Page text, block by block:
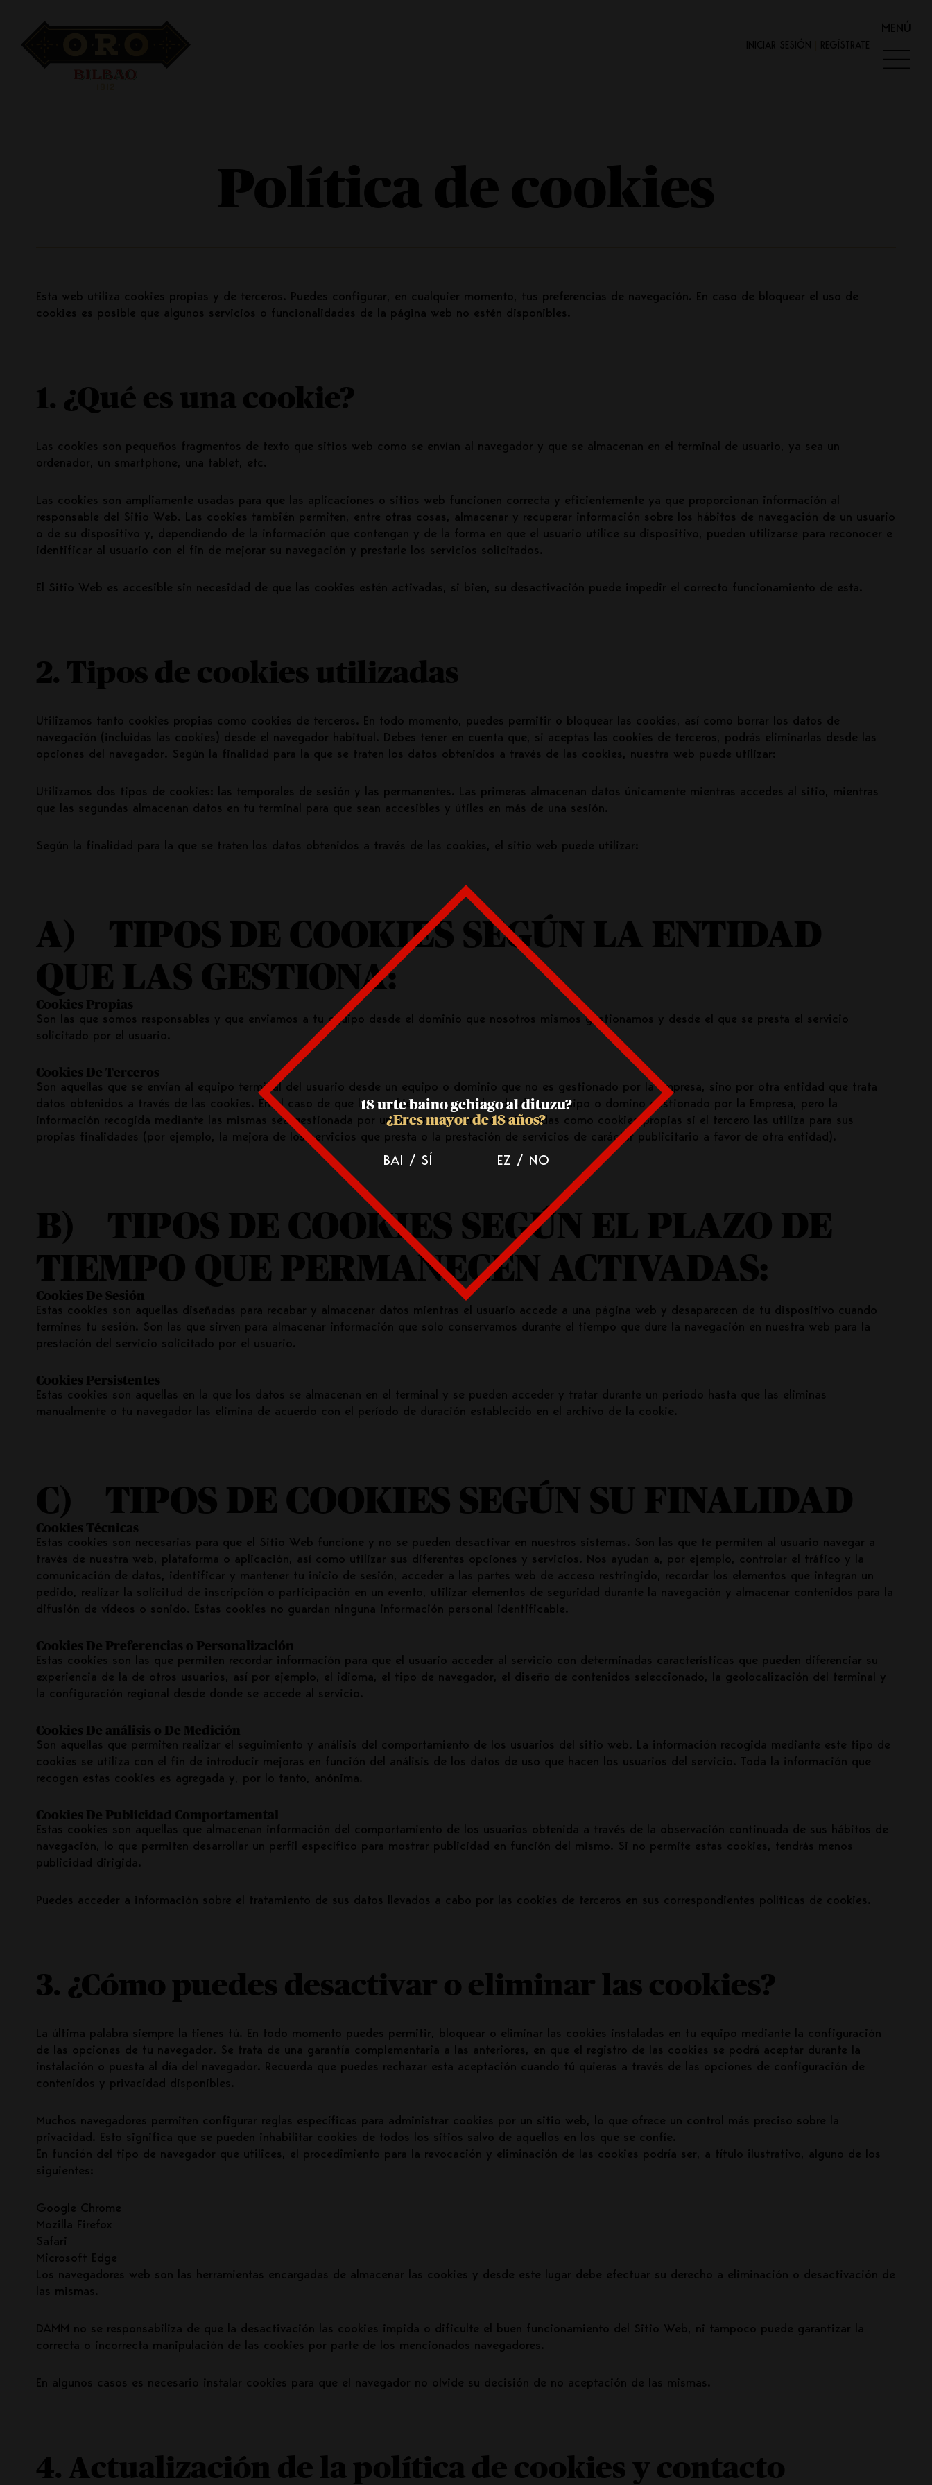
INICIAR SESIÓN REGÍSTRATE
MENÚ
Política de cookies
Esta web utiliza cookies propias y de terceros. Puedes configurar, en cualquier momento, tus preferencias de navegación. En caso de bloquear el uso de
cookies es posible que algunos servicios o funcionalidades de la página web no estén disponibles.
1. ¿Qué es una cookie?
Las cookies son pequeños fragmentos de texto que sitios web como se envían al navegador y que se almacenan en el terminal de usuario, ya sea un
ordenador, un smartphone, una tablet, etc.
Las cookies son ampliamente usadas para que las aplicaciones o sitios web funcionen correcta y eficientemente ya que proporcionan información al
responsable del Sitio Web. Las cookies también permiten, entre otras cosas, almacenar y recuperar información sobre los hábitos de navegación de un usuario
o de su dispositivo y, dependiendo de la información que contengan y de la forma en que el usuario utilice su dispositivo, pueden utilizarse para reconocer e
identificar al usuario con el fin de mejorar su navegación y prestarle los servicios solicitados.
El Sitio Web es accesible sin necesidad de que las cookies estén activadas, si bien, su desactivación puede impedir el correcto funcionamiento de esta.
2. Tipos de cookies utilizadas
Utilizamos tanto cookies propias como cookies de terceros. En todo momento, puedes permitir o bloquear las cookies, así como borrar los datos de
navegación (incluidas las cookies) desde el navegador habitual. Debes tener en cuenta que, si aceptas las cookies de terceros, podrás eliminarlas desde las
opciones del navegador. Según la finalidad para la que se traten los datos obtenidos a través de las cookies, nuestra web puede utilizar:
Utilizamos dos tipos de cookies: las temporales de sesión y las permanentes. Las primeras almacenan datos únicamente mientras accedes al sitio, mientras
que las segundas almacenan datos en tu terminal para que sean accesibles y útiles en más de una sesión.
Según la finalidad para la que se traten los datos obtenidos a través de las cookies, el sitio web puede utilizar:
A) TIPOS DE COOKIES SEGÚN LA ENTIDAD
QUE LAS GESTIONA:
Cookies Propias
Son las que somos responsables y que enviamos a tu equipo desde el dominio que nosotros mismos gestionamos y desde el que se presta el servicio
solicitado por el usuario.
Cookies De Terceros
Son aquellas que se envían al equipo terminal del usuario desde un equipo o dominio que no es gestionado por la Empresa, sino por otra entidad que trata
datos obtenidos a través de las cookies. En el caso de que las cookies sean enviadas desde un equipo o domino gestionado por la Empresa, pero la
información recogida mediante las mismas sea gestionada por un tercero, no serán consideradas como cookies propias si el tercero las utiliza para sus
propias finalidades (por ejemplo, la mejora de los servicios que presta o la prestación de servicios de carácter publicitario a favor de otra entidad).
B) TIPOS DE COOKIES SEGÚN EL PLAZO DE
TIEMPO QUE PERMANECEN ACTIVADAS:
Cookies De Sesión
Estas cookies son aquellas diseñadas para recabar y almacenar datos mientras el usuario accede a una página web y desaparecen de tu dispositivo cuando
termines tu sesión. Son las que sirven para almacenar información que solo conservamos durante el tiempo que dure la navegación en nuestra web para la
prestación del servicio solicitado por el usuario.
Cookies Persistentes
Estas cookies son aquellas en la que los datos se almacenan en el terminal y se pueden acceder y tratar durante un periodo hasta que las eliminas
manualmente o tu navegador las elimina de acuerdo con el período de duración establecido en el archivo de la cookie.
C) TIPOS DE COOKIES SEGÚN SU FINALIDAD
Cookies Técnicas
Estas cookies son necesarias para que el Sitio Web funcione y no se pueden desactivar en nuestros sistemas. Son las que te permiten al usuario navegar a
través de nuestra web, plataforma o aplicación, así como utilizar sus diferentes opciones y servicios. Nos ayudan a, por ejemplo, controlar el tráfico y la
comunicación de datos, identificar y mantener tu inicio de sesión, acceder a las partes web de acceso restringido, recordar los elementos que integran un
pedido, realizar la solicitud de inscripción o participación en un evento, utilizar elementos de seguridad durante la navegación y almacenar contenidos para la
difusión de vídeos o sonido. Estas cookies no guardan ninguna información personal identificable.
Cookies De Preferencias o Personalización
Estas cookies son las que permiten recordar información para que el usuario acceder al servicio con determinadas características que pueden diferenciar su
experiencia de la de otros usuarios, así por ejemplo, el idioma, el tipo de navegador, el diseño de contenidos seleccionado, la geolocalización del terminal y
la configuración regional desde donde se accede al servicio.
Cookies De análisis o De Medición
Son aquellas que permiten realizar el seguimiento y análisis del comportamiento de los usuarios del sitio web. La información recogida mediante este tipo de
cookies se utiliza con el fin de introducir mejoras en función del análisis de los datos de uso que hacen los usuarios del servicio. Toda la información que
recogen estas cookies es agregada y, por lo tanto, anónima.
Cookies De Publicidad Comportamental
Estas cookies son aquellas que almacenan información del comportamiento de los usuarios obtenida a través de la observación continuada de sus hábitos de
navegación, lo que permiten desarrollar un perfil específico para mostrar publicidad en función del mismo. Si no permite estas cookies, tendrás menos
publicidad dirigida.
Puedes acceder a información sobre el tratamiento de sus datos llevados a cabo por las cookies de terceros en sus correspondientes políticas de cookies.
3. ¿Cómo puedes desactivar o eliminar las cookies?
La última palabra siempre la tienes tú. En todo momento puedes permitir, bloquear o eliminar las cookies instaladas en tu equipo mediante la configuración
de las opciones de tu navegador. Se trata de una garantía complementaria a las anteriores, en que el registro de las cookies se podrá aceptar durante la
instalación o puesta al día del navegador. Recuerda que puedes rechazar esta aceptación cuando tú quieras a través de las opciones de configuración de
contenidos y privacidad disponibles.
Muchos navegadores permiten configurar reglas específicas para administrar cookies por un sitio web, lo que ofrece un control más preciso sobre la
privacidad. Esto significa que se pueden inhabilitar cookies de todos los sitios salvo de aquellos en los que se confíe.
En función del tipo de navegador que utilices, el procedimiento para la revocación y eliminación de las cookies podría ser, a título ilustrativo, alguno de los
siguientes:
Google Chrome
Mozilla Firefox
Safari
Microsoft Edge
Los navegadores web son las herramientas encargadas de almacenar las cookies y desde este lugar debe efectuar su derecho a eliminación o desactivación de
las mismas.
DAMM no se responsabiliza de que la desactivación las cookies impida o dificulte el buen funcionamiento del Sitio Web, ni tampoco puede garantizar la
correcta o incorrecta manipulación de las cookies por parte de los mencionados navegadores.
En algunos casos es necesario instalar cookies para que el navegador no olvide su decisión de no aceptación de las mismas.
4. Actualización de la política de cookies y contacto
18 urte baino gehiago al dituzu?
¿Eres mayor de 18 años?
BAI / SÍ EZ / NO